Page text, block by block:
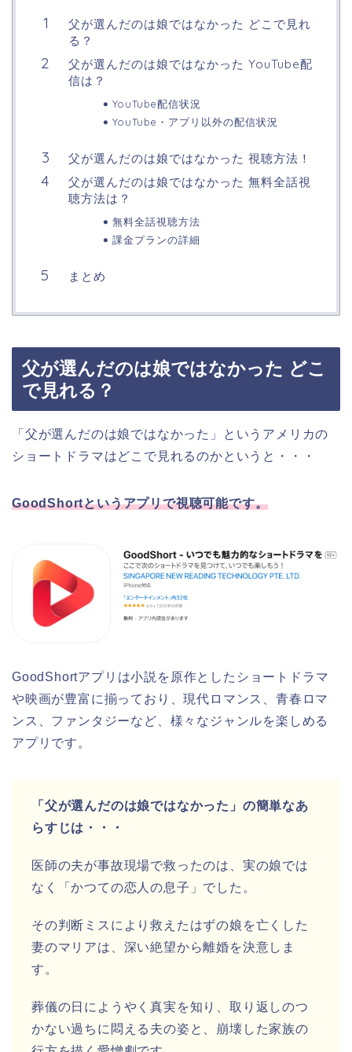
父が選んだのは娘ではなかった どこで見れ
る？
父が選んだのは娘ではなかった YouTube配
信は？
YouTube配信状況
YouTube・アプリ以外の配信状況
父が選んだのは娘ではなかった 視聴方法！
父が選んだのは娘ではなかった 無料全話視
聴方法は？
無料全話視聴方法
課金プランの詳細
まとめ
父が選んだのは娘ではなかった どこ
で見れる？
「父が選んだのは娘ではなかった」というアメリカの
ショートドラマはどこで見れるのかというと・・・
GoodShortというアプリで視聴可能です。
GoodShortアプリは小説を原作としたショートドラマ
や映画が豊富に揃っており、現代ロマンス、青春ロマ
ンス、ファンタジーなど、様々なジャンルを楽しめる
アプリです。
「父が選んだのは娘ではなかった」の簡単なあ
らすじは・・・
医師の夫が事故現場で救ったのは、実の娘では
なく「かつての恋人の息子」でした。
その判断ミスにより救えたはずの娘を亡くした
妻のマリアは、深い絶望から離婚を決意しま
す。
葬儀の日にようやく真実を知り、取り返しのつ
かない過ちに悶える夫の姿と、崩壊した家族の